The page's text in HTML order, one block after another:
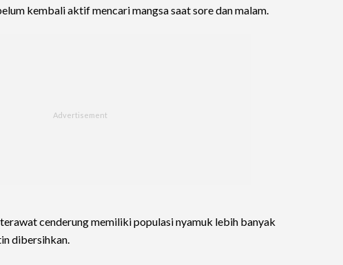
kembali aktif mencari mangsa saat sore dan malam.
cenderung memiliki populasi nyamuk lebih banyak
dibersihkan.